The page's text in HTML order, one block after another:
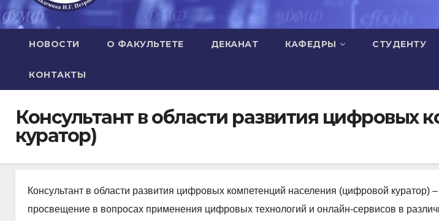
НОВОСТИ О ФАКУЛЬТЕТЕ ДЕКАНАТ КАФЕДРЫ СТУДЕНТУ
КОНТАКТЫ
Консультант в области развития цифровых
куратор)
Консультант в области развития цифровых компетенций населения (цифровой куратор)
просвещение в вопросах применения цифровых технологий и онлайн-сервисов в